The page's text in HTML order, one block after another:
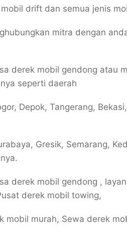
drift dan semua jenis
mitra dengan
derek mobil gendong atau
seperti daerah
Depok, Tangerang,
Gresik, Semarang,
derek mobil gendong ,
derek mobil towing,
mobil murah, Sewa derek